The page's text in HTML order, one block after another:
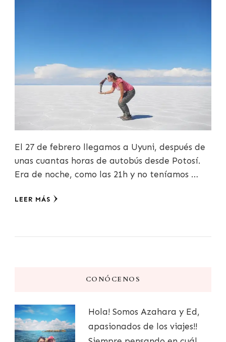
El 27 de febrero llegamos a Uyuni, después de
unas cuantas horas de autobús desde Potosí.
Era de noche, como las 21h y no teníamos …
LEER MÁS
CONÓCENOS
Hola! Somos Azahara y Ed,
apasionados de los viajes!!